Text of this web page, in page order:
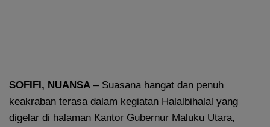
SOFIFI, NUANSA – Suasana hangat dan penuh
keakraban terasa dalam kegiatan Halalbihalal yang
digelar di halaman Kantor Gubernur Maluku Utara,